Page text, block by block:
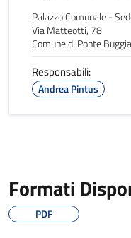
Palazzo Comunale -
Via Matteotti, 78
Comune di Ponte
Responsabili:
Andrea Pintus
Formati
PDF